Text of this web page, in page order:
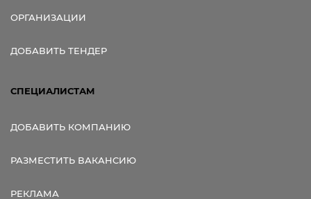
ОРГАНИЗАЦИИ
ДОБАВИТЬ ТЕНДЕР
СПЕЦИАЛИСТАМ
ДОБАВИТЬ КОМПАНИЮ
РАЗМЕСТИТЬ ВАКАНСИЮ
РЕКЛАМА